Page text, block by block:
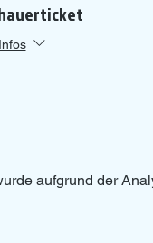
aufgrund der